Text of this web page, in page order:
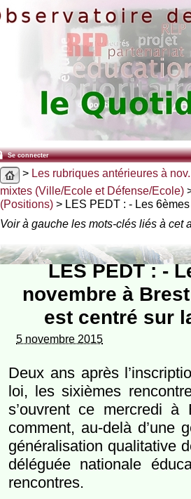
Se connecter
> Les rubriques antérieures à
mixtes (Ville/Ecole et Défense/Ecole)
(Positions)> LES PEDT : - Les
Voir à gauche les mots-clés liés à cet
LES PEDT : -
novembre à
est centré sur
5 novembre 2015
Deux ans après
loi, les sixièmes
s’ouvrent ce mercredi à
comment, au-delà d’une
généralisation qualitative
déléguée nationale
rencontres.